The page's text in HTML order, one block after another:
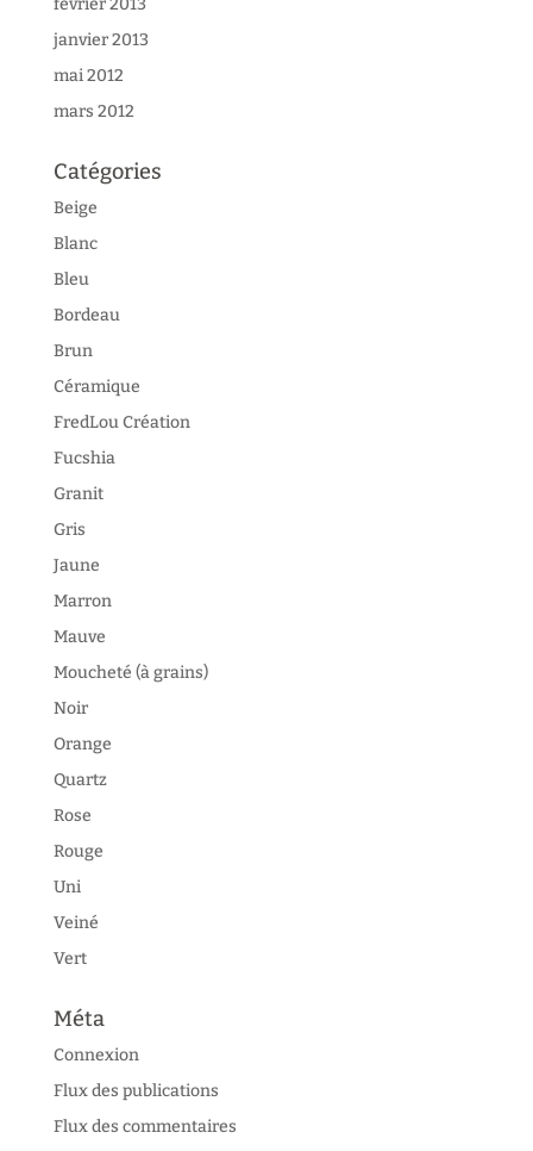
janvier 2013
mai 2012
mars 2012
Catégories
Beige
Blanc
Bleu
Bordeau
Brun
Céramique
FredLou Création
Fucshia
Granit
Gris
Jaune
Marron
Mauve
Moucheté (à grains)
Noir
Orange
Quartz
Rose
Rouge
Uni
Veiné
Vert
Méta
Connexion
Flux des publications
Flux des commentaires